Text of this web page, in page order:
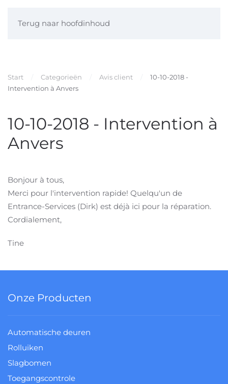
Terug naar hoofdinhoud
Start Categorieën Avis client
10-10-2018 -
Intervention à Anvers
10-10-2018 - Intervention à
Anvers
Bonjour à tous,
Merci pour l'intervention rapide! Quelqu'un de
Entrance-Services (Dirk) est déjà ici pour la réparation.
Cordialement,
Tine
Onze Producten
Automatische deuren
Rolluiken
Slagbomen
Toegangscontrole